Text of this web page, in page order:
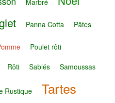
Marbré
Panna Cotta Pâtes
Poulet rôti
Rôti Sablés Samoussas
Rustique Tartes